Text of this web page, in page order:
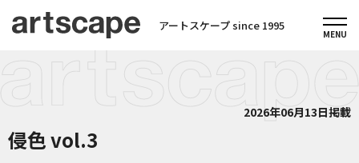
アートスケープ since 1995
2026年06月13日掲載
侵色 vol.3